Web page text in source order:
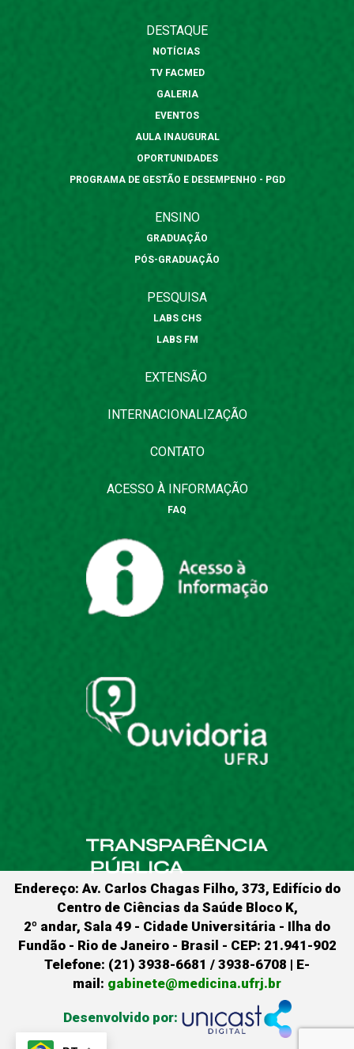
DESTAQUE
NOTÍCIAS
TV FACMED
GALERIA
EVENTOS
AULA INAUGURAL
OPORTUNIDADES
PROGRAMA DE GESTÃO E DESEMPENHO - PGD
ENSINO
GRADUAÇÃO
PÓS-GRADUAÇÃO
PESQUISA
LABS CHS
LABS FM
EXTENSÃO
INTERNACIONALIZAÇÃO
CONTATO
ACESSO À INFORMAÇÃO
FAQ
Endereço: Av. Carlos Chagas Filho, 373, Edifício do
Centro de Ciências da Saúde Bloco K,
2º andar, Sala 49 - Cidade Universitária - Ilha do
Fundão - Rio de Janeiro - Brasil - CEP: 21.941-902
Telefone: (21) 3938-6681 / 3938-6708 | E-
mail: gabinete@medicina.ufrj.br
Desenvolvido por: